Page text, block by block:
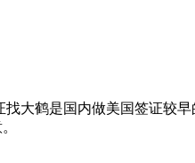
大鹤是国内做美国签证较